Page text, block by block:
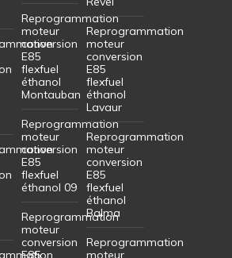
Reprogrammation
moteur
conversion
E85
flexfuel
éthanol
Montauban
Reprogrammation
moteur
conversion
E85
flexfuel
éthanol 09
Reprogrammation
moteur
conversion
E85
Reprogrammation
moteur
conversion
E85
flexfuel
éthanol
Lavaur
Reprogrammation
moteur
conversion
E85
flexfuel
éthanol
Balma
Reprogrammation
moteur